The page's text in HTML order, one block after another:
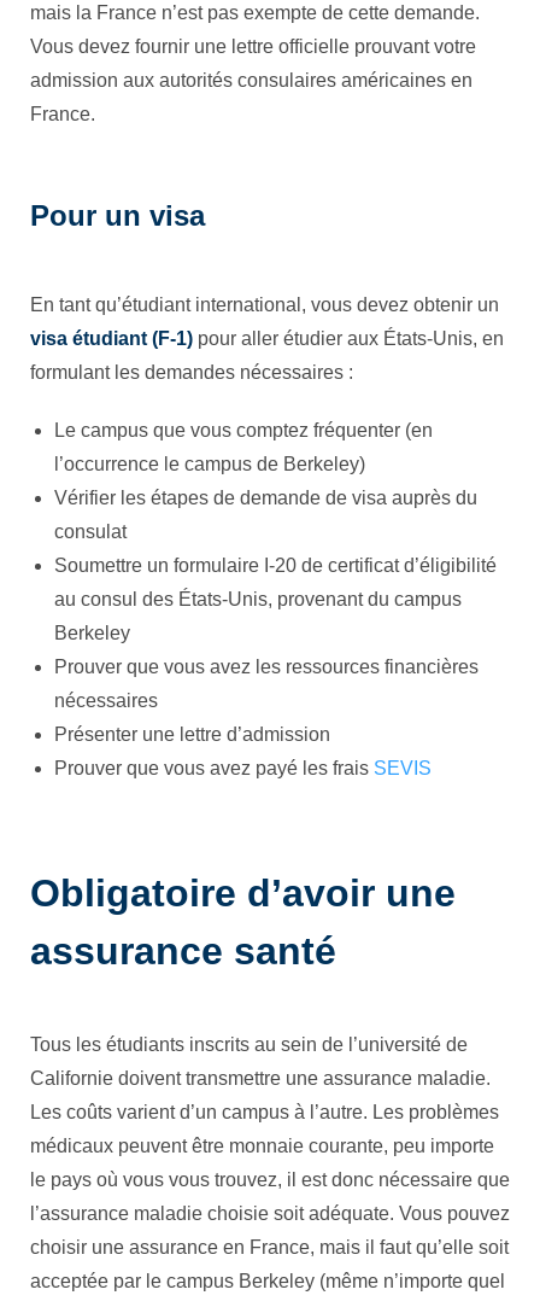
mais la France n’est pas exempte de cette demande.
Vous devez fournir une lettre officielle prouvant votre
admission aux autorités consulaires américaines en
France.
Pour un visa
En tant qu’étudiant international, vous devez obtenir un
visa étudiant (F-1) pour aller étudier aux États-Unis, en
formulant les demandes nécessaires :
Le campus que vous comptez fréquenter (en
l’occurrence le campus de Berkeley)
Vérifier les étapes de demande de visa auprès du
consulat
Soumettre un formulaire I-20 de certificat d’éligibilité
au consul des États-Unis, provenant du campus
Berkeley
Prouver que vous avez les ressources financières
nécessaires
Présenter une lettre d’admission
Prouver que vous avez payé les frais SEVIS
Obligatoire d’avoir une
assurance santé
Tous les étudiants inscrits au sein de l’université de
Californie doivent transmettre une assurance maladie.
Les coûts varient d’un campus à l’autre. Les problèmes
médicaux peuvent être monnaie courante, peu importe
le pays où vous vous trouvez, il est donc nécessaire que
l’assurance maladie choisie soit adéquate. Vous pouvez
choisir une assurance en France, mais il faut qu’elle soit
acceptée par le campus Berkeley (même n’importe quel